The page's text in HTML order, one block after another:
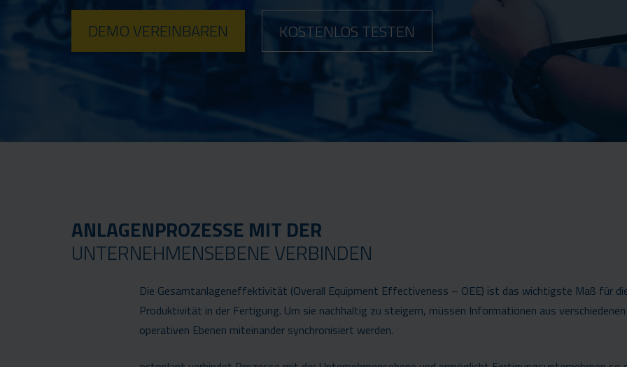
DEMO VEREINBAREN KOSTENLOS TESTEN
ANLAGENPROZESSE MIT DER
UNTERNEHMENSEBENE VERBINDEN
Die Gesamtanlageneffektivität (Overall Equipment Effectiveness – OEE) ist das wichtigste Maß für
Produktivität in der Fertigung. Um sie nachhaltig zu steigern, müssen Informationen aus verschiedenen
operativen Ebenen miteinander synchronisiert werden.